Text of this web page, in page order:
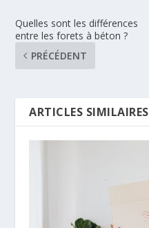
Quelles sont les différences
entre les forets à béton ?
PRÉCÉDENT
ARTICLES SIMILAIRES